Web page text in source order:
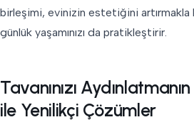
birleşimi, evinizin estetiğini artırmakla
günlük yaşamınızı da pratikleştirir.
Tavanınızı
ile Yenilikçi Çözümler